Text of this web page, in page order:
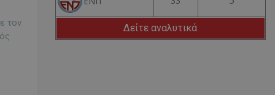
τον
Δείτε αναλυτικά